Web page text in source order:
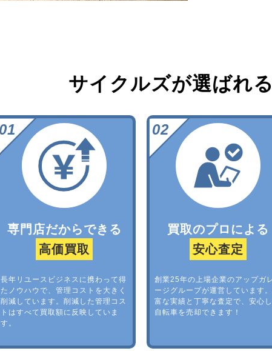
サイクルズが選ばれ
専門店だからできる
高価買取
長年リユースビジネスに携わって得
たノウハウで、管理コストを大きく
削減しています。削減した管理コス
トはすべて買取額に反映していま
す。
買取のプロによる
安心査定
創業25年の上場企業のアップガ
ージグループが運営しています
富な実績と丁寧な査定で、安心
自転車を売却できます！